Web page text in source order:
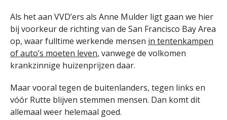
Als het aan VVD’ers als Anne Mulder ligt gaan we hier
bij voorkeur de richting van de San Francisco Bay Area
op, waar fulltime werkende mensen in tentenkampen
of auto’s moeten leven, vanwege de volkomen
krankzinnige huizenprijzen daar.
Maar vooral tegen de buitenlanders, tegen links en
vóór Rutte blijven stemmen mensen. Dan komt dit
allemaal weer helemaal goed.